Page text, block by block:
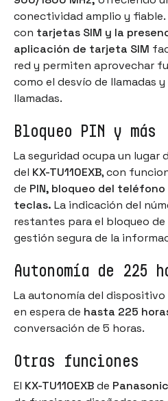
conectividad amplio y
con tarjetas SIM y la
aplicación de tarjeta SIM
red y permiten aprovechar
como el desvío de llamadas
llamadas.
Bloqueo PIN y más
La seguridad ocupa un lugar
del KX-TU110EXB, con
de PIN, bloqueo del teléfono
teclas. La indicación del
restantes para el bloqueo de
gestión segura de la
Autonomía de 225
La autonomía del
en espera de hasta 225
conversación de 5 horas.
Otras funciones
El KX-TU110EXBde Panasonic